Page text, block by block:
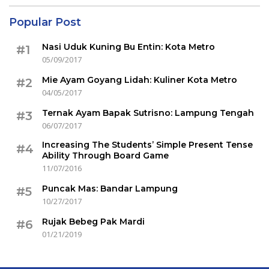
Popular Post
#1
Nasi Uduk Kuning Bu Entin: Kota Metro
05/09/2017
#2
Mie Ayam Goyang Lidah: Kuliner Kota Metro
04/05/2017
#3
Ternak Ayam Bapak Sutrisno: Lampung Tengah
06/07/2017
#4
Increasing The Students’ Simple Present Tense
Ability Through Board Game
11/07/2016
#5
Puncak Mas: Bandar Lampung
10/27/2017
#6
Rujak Bebeg Pak Mardi
01/21/2019